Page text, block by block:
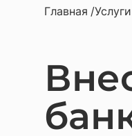
Главная Услуги